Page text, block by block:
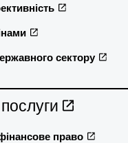
сектору
право